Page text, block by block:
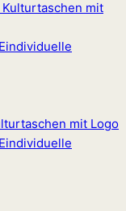
individuelle
individuelle